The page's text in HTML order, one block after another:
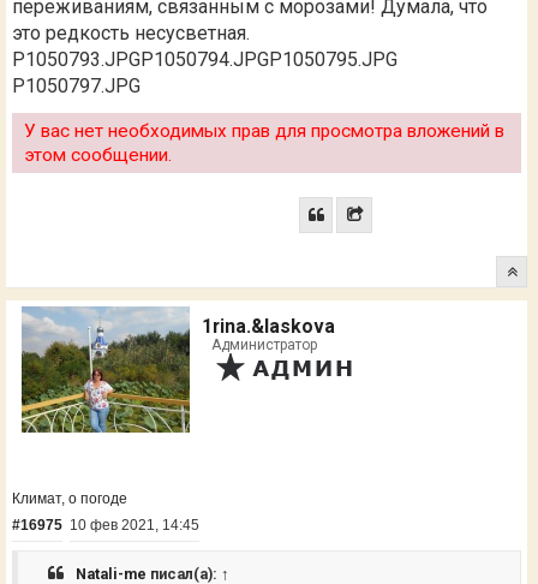
переживаниям, связанным с морозами! Думала, что
это редкость несусветная.
P1050793.JPGP1050794.JPGP1050795.JPG
P1050797.JPG
У вас нет необходимых прав для просмотра вложений в
этом сообщении.
1rina.&laskova
Администратор
Климат, о погоде
#16975 10 фев 2021, 14:45
Natali-me писал(а): ↑